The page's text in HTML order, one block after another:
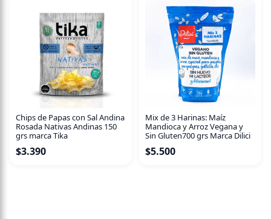
Chips de Papas con Sal Andina
Rosada Nativas Andinas 150
grs marca Tika
$3.390
Mix de 3 Harinas: Maíz
Mandioca y Arroz Vegana y
Sin Gluten700 grs Marca Dilici
$5.500